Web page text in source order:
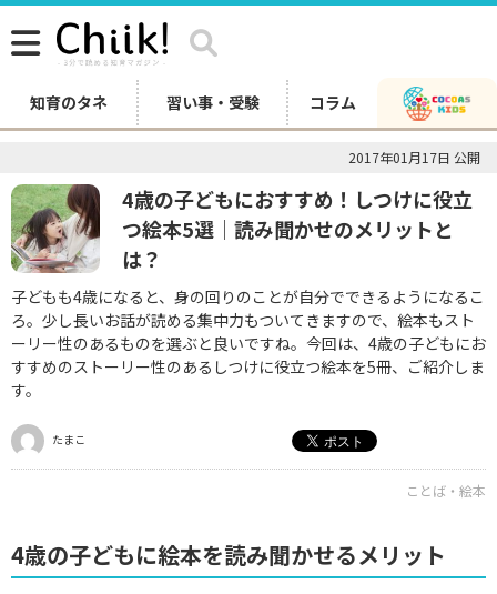
知育のタネ 習い事・受験 コラム
2017年01月17日 公開
4歳の子どもにおすすめ！しつけに役立
つ絵本5選│読み聞かせのメリットと
は？
子どもも4歳になると、身の回りのことが自分でできるようになるこ
ろ。少し長いお話が読める集中力もついてきますので、絵本もスト
ーリー性のあるものを選ぶと良いですね。今回は、4歳の子どもにお
すすめのストーリー性のあるしつけに役立つ絵本を5冊、ご紹介しま
す。
たまこ
ことば・絵本
4歳の子どもに絵本を読み聞かせるメリット